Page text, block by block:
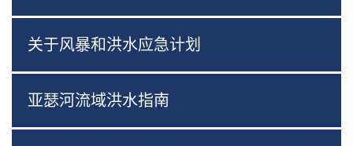
关于风暴和洪水应急计划
亚瑟河流域洪水指南